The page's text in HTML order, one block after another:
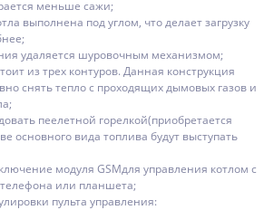
меньше сажи;
выполнена под углом, что делает загрузку
удаляется шуровочным механизмом;
из трех контуров. Данная конструкция
снять тепло с проходящих дымовых газов и
пеелетной горелкой(приобретается
основного вида топлива будут выступать
модуля GSMдля управления котлом с
или планшета;
пульта управления: